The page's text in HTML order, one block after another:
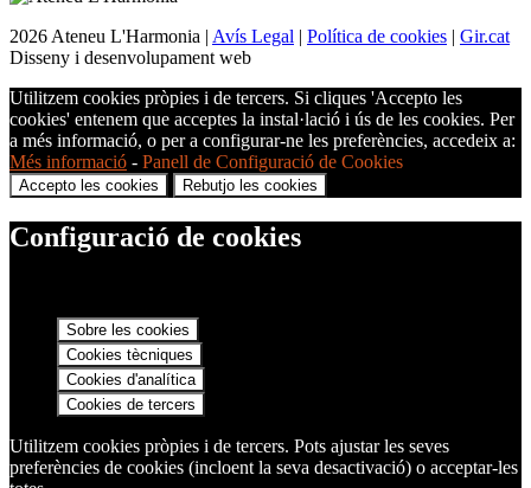
2026 Ateneu L'Harmonia | Avís Legal | Política de cookies | Gir.cat
Disseny i desenvolupament web
Utilitzem cookies pròpies i de tercers. Si cliques 'Accepto les
cookies' entenem que acceptes la instal·lació i ús de les cookies. Per
a més informació, o per a configurar-ne les preferències, accedeix a:
Més informació - Panell de Configuració de Cookies
Accepto les cookies Rebutjo les cookies
Configuració de cookies
Sobre les cookies
Cookies tècniques
Cookies d'analítica
Cookies de tercers
Utilitzem cookies pròpies i de tercers. Pots ajustar les seves
preferències de cookies (incloent la seva desactivació) o acceptar-les